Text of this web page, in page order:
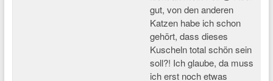
gut, von den anderen
Katzen habe ich schon
gehört, dass dieses
Kuscheln total schön sein
soll?! Ich glaube, da muss
ich erst noch etwas